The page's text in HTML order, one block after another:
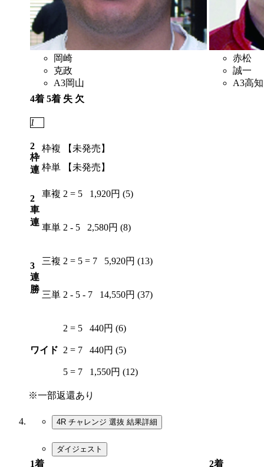
岡崎
克政
A3岡山
赤松
誠一
A3高知
4着 5着 失 欠
1
2
枠
連
枠複
【未発売】
枠単
【未発売】
2
車
連
車複 2 = 5 1,920円 (5)
車単 2 - 5 2,580円 (8)
3
連
勝
三複 2 = 5 = 7 5,920円 (13)
三単 2 - 5 - 7 14,550円 (37)
ワイド
2 = 5 440円 (6)
2 = 7 440円 (5)
5 = 7 1,550円 (12)
※一部返還あり
4R チャレンジ 選抜 結果詳細
ダイジェスト
1着 2着